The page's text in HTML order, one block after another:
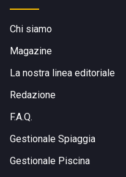
Chi siamo
Magazine
La nostra linea editoriale
Redazione
F.A.Q.
Gestionale Spiaggia
Gestionale Piscina